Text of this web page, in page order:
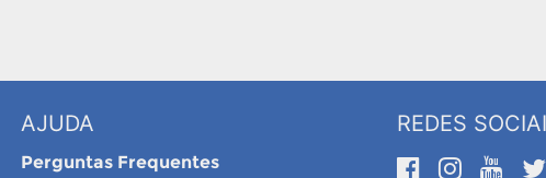
AJUDA
Perguntas Frequentes
REDES